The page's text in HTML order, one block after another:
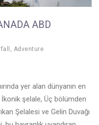
ABD
Adventure
yer alan dünyanın en
şelale, Üç bölümden
Şelalesi ve Gelin Duvağı